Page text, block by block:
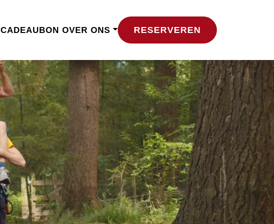
CADEAUBON OVER ONS RESERVEREN